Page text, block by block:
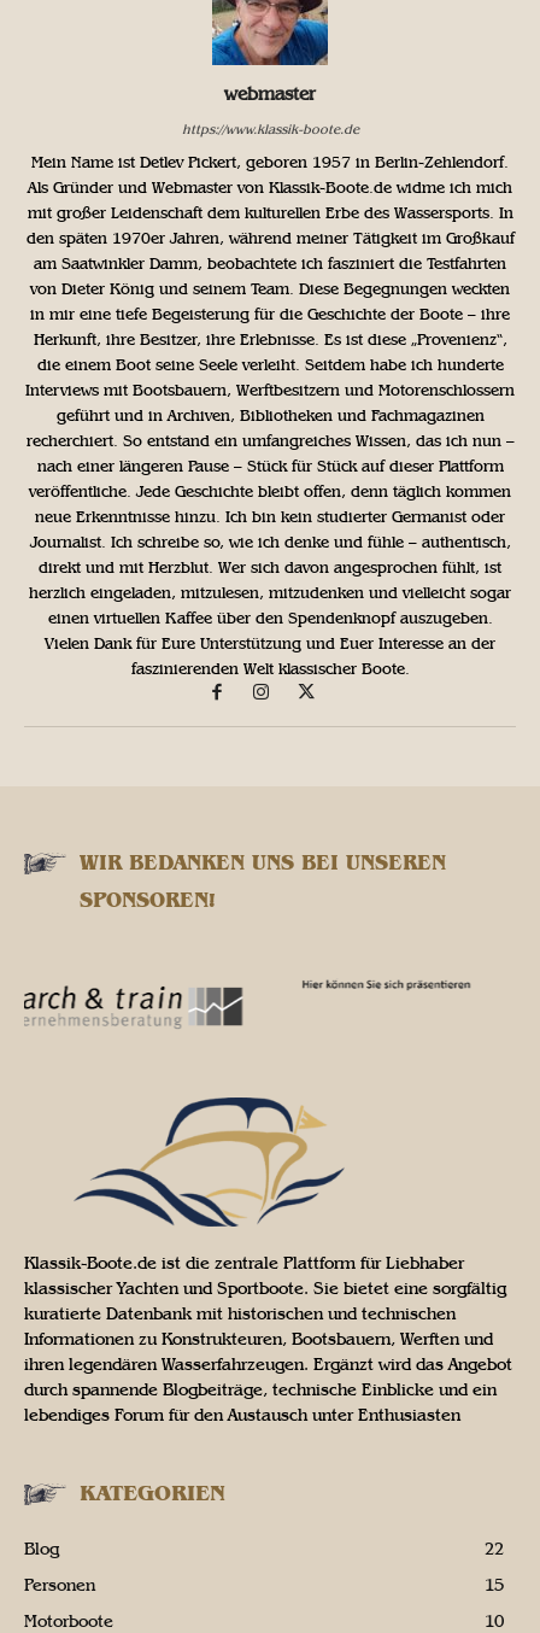
webmaster
https://www.klassik-boote.de
Mein Name ist Detlev Pickert, geboren 1957 in Berlin-Zehlendorf.
Als Gründer und Webmaster von Klassik-Boote.de widme ich mich
mit großer Leidenschaft dem kulturellen Erbe des Wassersports. In
den späten 1970er Jahren, während meiner Tätigkeit im Großkauf
am Saatwinkler Damm, beobachtete ich fasziniert die Testfahrten
von Dieter König und seinem Team. Diese Begegnungen weckten
in mir eine tiefe Begeisterung für die Geschichte der Boote – ihre
Herkunft, ihre Besitzer, ihre Erlebnisse. Es ist diese „Provenienz“,
die einem Boot seine Seele verleiht. Seitdem habe ich hunderte
Interviews mit Bootsbauern, Werftbesitzern und Motorenschlossern
geführt und in Archiven, Bibliotheken und Fachmagazinen
recherchiert. So entstand ein umfangreiches Wissen, das ich nun –
nach einer längeren Pause – Stück für Stück auf dieser Plattform
veröffentliche. Jede Geschichte bleibt offen, denn täglich kommen
neue Erkenntnisse hinzu. Ich bin kein studierter Germanist oder
Journalist. Ich schreibe so, wie ich denke und fühle – authentisch,
direkt und mit Herzblut. Wer sich davon angesprochen fühlt, ist
herzlich eingeladen, mitzulesen, mitzudenken und vielleicht sogar
einen virtuellen Kaffee über den Spendenknopf auszugeben.
Vielen Dank für Eure Unterstützung und Euer Interesse an der
faszinierenden Welt klassischer Boote.
WIR BEDANKEN UNS BEI UNSEREN
SPONSOREN!
Klassik-Boote.de ist die zentrale Plattform für Liebhaber
klassischer Yachten und Sportboote. Sie bietet eine sorgfältig
kuratierte Datenbank mit historischen und technischen
Informationen zu Konstrukteuren, Bootsbauern, Werften und
ihren legendären Wasserfahrzeugen. Ergänzt wird das Angebot
durch spannende Blogbeiträge, technische Einblicke und ein
lebendiges Forum für den Austausch unter Enthusiasten
KATEGORIEN
Blog
22
Personen
15
Motorboote
10